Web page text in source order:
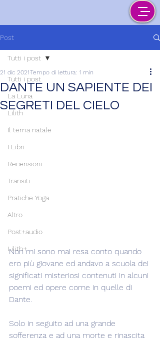
Post
Tutti i post
La Luna
Lilith
Il tema natale
I Libri
Recensioni
Transiti
Pratiche Yoga
Altro
Post+audio
Lilith+
Tutti i post
DANTE UN SAPIENTE DEI
SEGRETI DEL CIELO
21 dic 2021Tempo di lettura: 1 min
Non mi sono mai resa conto quando
ero più giovane ed andavo a scuola dei
significati misteriosi contenuti in alcuni
poemi ed opere come in quelle di
Dante.
Solo in seguito ad una grande
sofferenza e ad una morte e rinascita